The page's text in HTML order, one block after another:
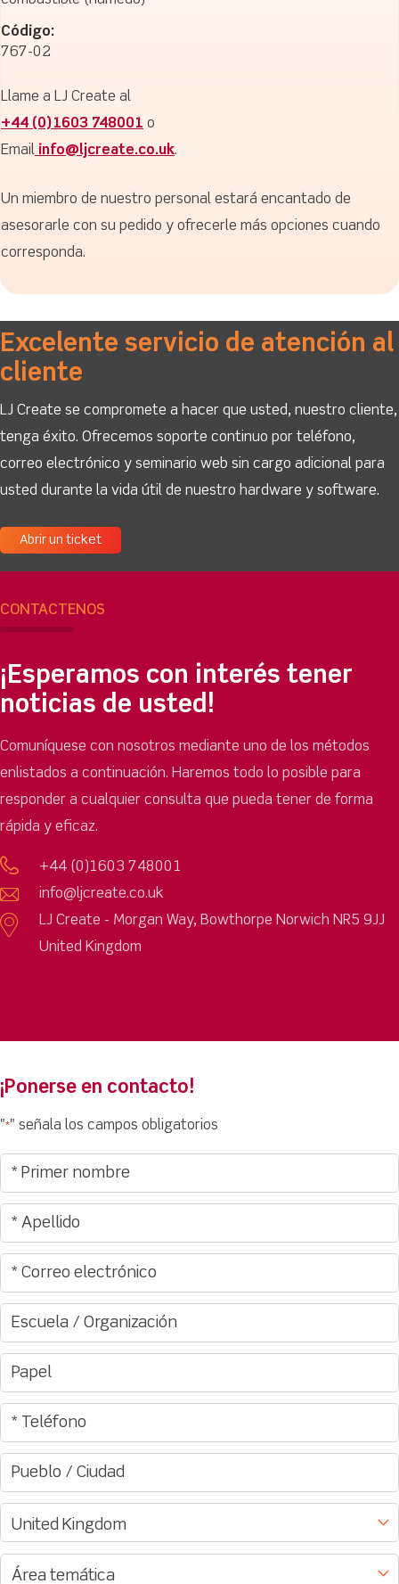
Código:
767-02
Llame a LJ Create al
+44 (0)1603 748001 o
Email info@ljcreate.co.uk.
Un miembro de nuestro personal estará encantado de
asesorarle con su pedido y ofrecerle más opciones cuando
corresponda.
Excelente servicio de atención al
cliente
LJ Create se compromete a hacer que usted, nuestro cliente,
tenga éxito. Ofrecemos soporte continuo por teléfono,
correo electrónico y seminario web sin cargo adicional para
usted durante la vida útil de nuestro hardware y software.
Abrir un ticket
CONTÁCTENOS
¡Esperamos con interés tener
noticias de usted!
Comuníquese con nosotros mediante uno de los métodos
enlistados a continuación. Haremos todo lo posible para
responder a cualquier consulta que pueda tener de forma
rápida y eficaz.
+44 (0)1603 748001
info@ljcreate.co.uk
LJ Create - Morgan Way, Bowthorpe Norwich NR5 9JJ
United Kingdom
¡Ponerse en contacto!
"*" señala los campos obligatorios